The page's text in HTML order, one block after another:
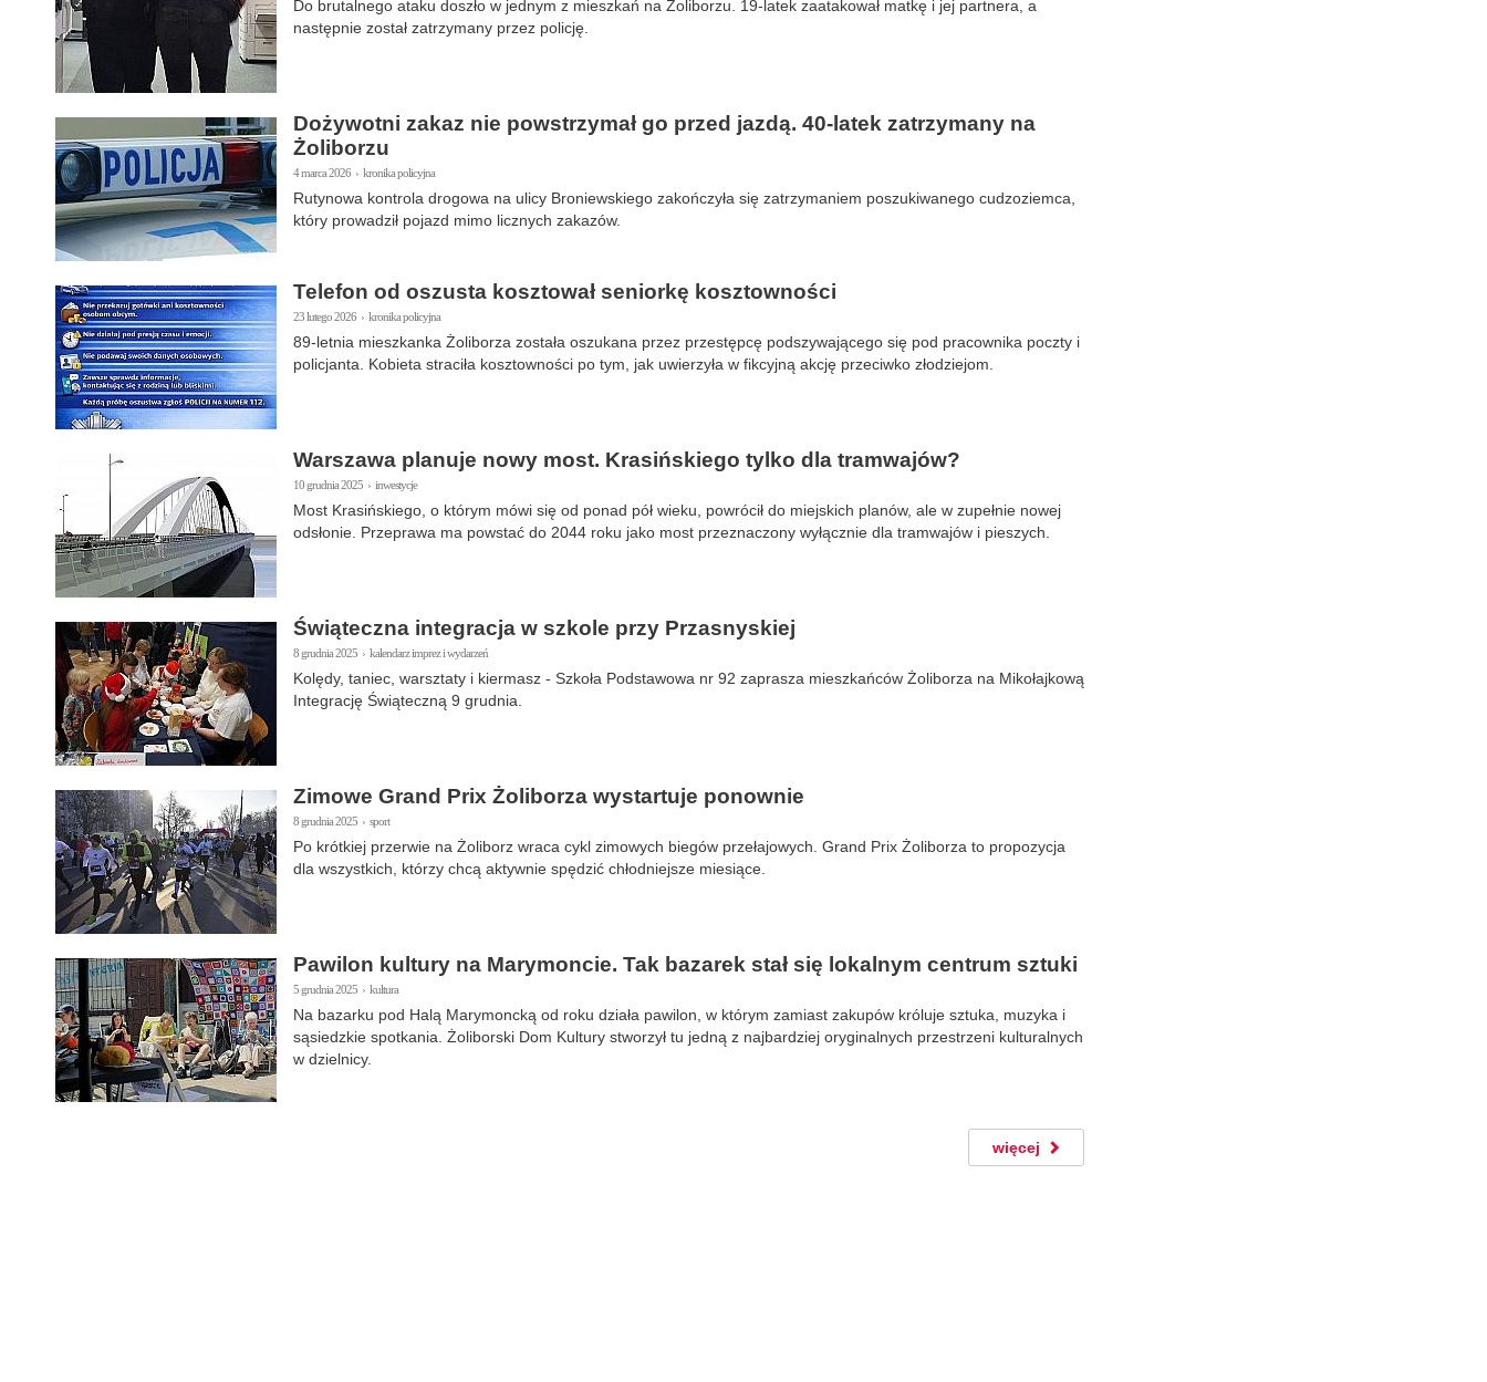
Do brutalnego ataku doszło w jednym z mieszkań na Żoliborzu. 19-latek zaatakował matkę i jej partnera, a
następnie został zatrzymany przez policję.
Dożywotni zakaz nie powstrzymał go przed jazdą. 40-latek zatrzymany na
Żoliborzu
4 marca 2026 › kronika policyjna
Rutynowa kontrola drogowa na ulicy Broniewskiego zakończyła się zatrzymaniem poszukiwanego cudzoziemca,
który prowadził pojazd mimo licznych zakazów.
Telefon od oszusta kosztował seniorkę kosztowności
23 lutego 2026 › kronika policyjna
89-letnia mieszkanka Żoliborza została oszukana przez przestępcę podszywającego się pod pracownika poczty i
policjanta. Kobieta straciła kosztowności po tym, jak uwierzyła w fikcyjną akcję przeciwko złodziejom.
Warszawa planuje nowy most. Krasińskiego tylko dla tramwajów?
10 grudnia 2025 › inwestycje
Most Krasińskiego, o którym mówi się od ponad pół wieku, powrócił do miejskich planów, ale w zupełnie nowej
odsłonie. Przeprawa ma powstać do 2044 roku jako most przeznaczony wyłącznie dla tramwajów i pieszych.
Świąteczna integracja w szkole przy Przasnyskiej
8 grudnia 2025 › kalendarz imprez i wydarzeń
Kolędy, taniec, warsztaty i kiermasz - Szkoła Podstawowa nr 92 zaprasza mieszkańców Żoliborza na Mikołajkową
Integrację Świąteczną 9 grudnia.
Zimowe Grand Prix Żoliborza wystartuje ponownie
8 grudnia 2025 › sport
Po krótkiej przerwie na Żoliborz wraca cykl zimowych biegów przełajowych. Grand Prix Żoliborza to propozycja
dla wszystkich, którzy chcą aktywnie spędzić chłodniejsze miesiące.
Pawilon kultury na Marymoncie. Tak bazarek stał się lokalnym centrum sztuki
5 grudnia 2025 › kultura
Na bazarku pod Halą Marymoncką od roku działa pawilon, w którym zamiast zakupów króluje sztuka, muzyka i
sąsiedzkie spotkania. Żoliborski Dom Kultury stworzył tu jedną z najbardziej oryginalnych przestrzeni kulturalnych
w dzielnicy.
więcej